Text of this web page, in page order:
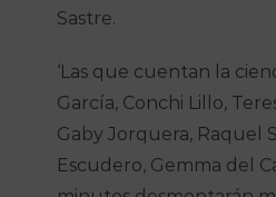
Sastre.
‘Las que cuentan la
García, Conchi Lillo,
Gaby Jorquera, Raquel
Escudero, Gemma del